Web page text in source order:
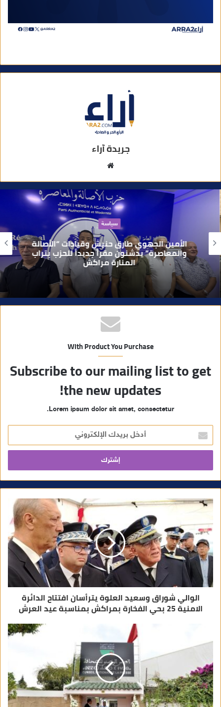
جريدة آراء
ق
ع
ا
ل
و
ي
ب
سياسة
الأمين الجهوي طارق حنيش وقيادات “الأصالة
والمعاصرة” يدشنون مقراً جديداً للحزب بتراب
المنارة مراكش
With Product You Purchase
Subscribe to our mailing list to get
the new updates!
Lorem ipsum dolor sit amet, consectetur.
خ
ل
ر
ا
ل
ك
و
ي
الوالي شوراق وسعيد العلوة يترأسان افتتاح الدائرة
الامنية 25 بحي الفخارة بمراكش بمناسبة عيد العرش